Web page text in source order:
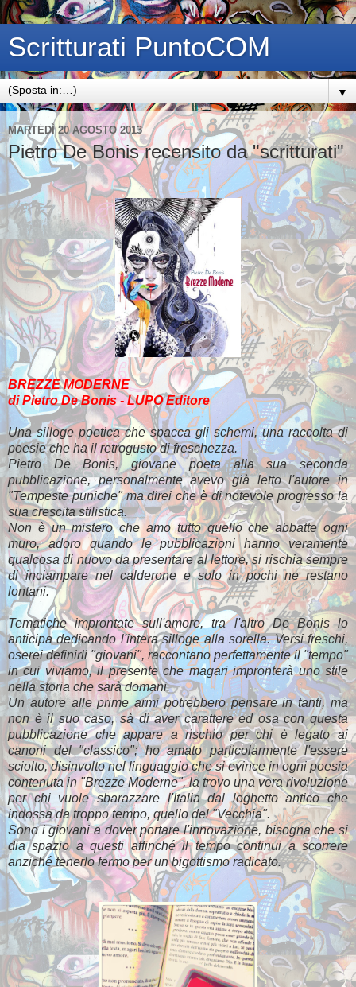
Scritturati PuntoCOM
▼
MARTEDÌ 20 AGOSTO 2013
Pietro De Bonis recensito da "scritturati"
BREZZE MODERNE
di Pietro De Bonis -LUPO Editore
Una silloge poetica che spacca gli schemi, una raccolta di
poesie che ha il retrogusto di freschezza.
Pietro De Bonis, giovane poeta alla sua seconda
pubblicazione, personalmente avevo già letto l'autore in
"Tempeste puniche" ma direi che è di notevole progresso la
sua crescita stilistica.
Non è un mistero che amo tutto quello che abbatte ogni
muro, adoro quando le pubblicazioni hanno veramente
qualcosa di nuovo da presentare al lettore, si rischia sempre
di inciampare nel calderone e solo in pochi ne restano
lontani.
Tematiche improntate sull'amore, tra l'altro De Bonis lo
anticipa dedicando l'intera silloge alla sorella. Versi freschi,
oserei definirli "giovani", raccontano perfettamente il "tempo"
in cui viviamo, il presente che magari impronterà uno stile
nella storia che sarà domani.
Un autore alle prime armi potrebbero pensare in tanti, ma
non è il suo caso, sà di aver carattere ed osa con questa
pubblicazione che appare a rischio per chi è legato ai
canoni del "classico"; ho amato particolarmente l'essere
sciolto, disinvolto nel linguaggio che si evince in ogni poesia
contenuta in "Brezze Moderne", la trovo una vera rivoluzione
per chi vuole sbarazzare l'Italia dal loghetto antico che
indossa da troppo tempo, quello del "Vecchia".
Sono i giovani a dover portare l'innovazione, bisogna che si
dia spazio a questi affinché il tempo continui a scorrere
anziché tenerlo fermo per un bigottismo radicato.